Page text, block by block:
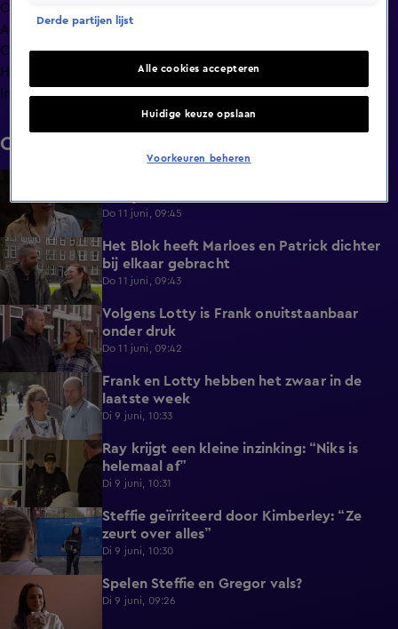
Overzicht
Afleveringen
Clips
Hoe is het nu met?
Info
Clips
Do 11 juni, 09:45
1:25
Het Blok heeft Marloes en Patrick dichter
bij elkaar gebracht
Do 11 juni, 09:43
0:57
Volgens Lotty is Frank onuitstaanbaar
onder druk
Do 11 juni, 09:42
1:04
Frank en Lotty hebben het zwaar in de
laatste week
Di 9 juni, 10:33
0:46
Ray krijgt een kleine inzinking: “Niks is
helemaal af”
Di 9 juni, 10:31
1:09
Steffie geïrriteerd door Kimberley: “Ze
zeurt over alles”
Di 9 juni, 10:30
0:48 Spelen Steffie en Gregor vals?
Di 9 juni, 09:26
Derde partijen lijst
Alle cookies accepteren
Huidige keuze opslaan
Voorkeuren beheren